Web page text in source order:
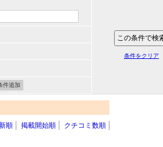
件追加
条件をクリア
順 掲載開始順
クチコミ数順